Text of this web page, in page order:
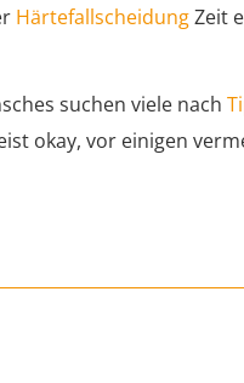
HärtefallscheidungZeit
suchen viele nach
okay, vor einigen